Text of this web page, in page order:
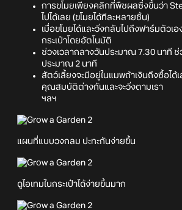
การขโมยเพียงคลิกที่พืชผลซึ่งขึ้นว่า
ไปได้เลย (ขโมยได้ทีละหลายชิ้น)
เมื่อขโมยได้และวิ่งกลับไปถึงฟาร์มตัวเอ
กระเป๋าโดยอัตโนมัติ
ช่วงเวลากลางวันประมาณ 7.30 นาที ช่
ประมาณ 2 นาที
สัตว์เลี้ยงจะมีอยู่ในแมพถ้าเงินถึงซื้อได้
คุณสมบัติต่างกันและจะวิ่งตามเรา
ฯลฯ
แผนที่แบบวงกลม ปะทะกันง่ายขึ้น
ดูไอเทมในกระเป๋าได้ง่ายขึ้นมาก